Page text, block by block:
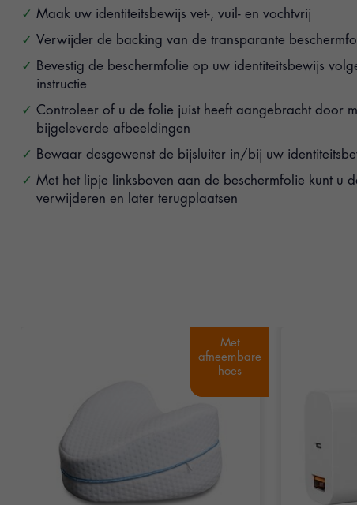
Maak uw identiteitsbewijs vet-, vuil- en vochtvrij
Verwijder de backing van de transparante
Bevestig de beschermfolie op uw identiteitsbewijs
instructie
Controleer of u de folie juist heeft aangebracht door
bijgeleverde afbeeldingen
Bewaar desgewenst de bijsluiter in/bij uw
Met het lipje linksboven aan de beschermfolie kunt u
verwijderen en later terugplaatsen
Met
afneembare
hoes
Met
afneembare
hoes